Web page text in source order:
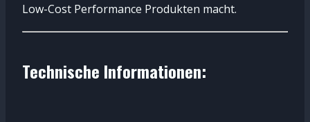
Low-Cost Performance Produkten macht.
Technische Informationen: